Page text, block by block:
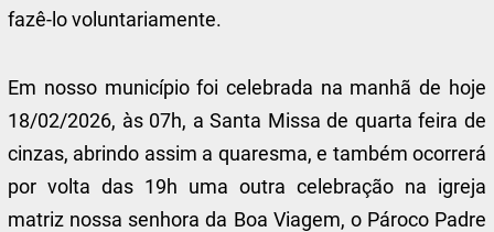
fazê-lo voluntariamente.
Em nosso município foi celebrada na manhã de hoje
18/02/2026, às 07h, a Santa Missa de quarta feira de
cinzas, abrindo assim a quaresma, e também ocorrerá
por volta das 19h uma outra celebração na igreja
matriz nossa senhora da Boa Viagem, o Pároco Padre